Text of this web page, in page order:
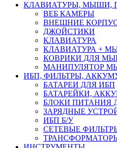
КЛАВИАТУРЫ, МЫШИ,
ВЕБ КАМЕРЫ
ВНЕШНИЕ
ДЖОЙСТИКИ
КЛАВИАТУРА
КЛАВИАТУРА +
КОВРИКИ ДЛЯ
МАНИПУЛЯТОР
ИБП, ФИЛЬТРЫ,
БАТАРЕИ ДЛЯ ИБП
БАТАРЕЙКИ,
БЛОКИ ПИТАНИЯ
ЗАРЯДНЫЕ
ИБП Б/У
СЕТЕВЫЕ